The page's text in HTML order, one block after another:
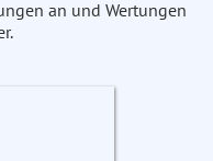
an und Wertungen